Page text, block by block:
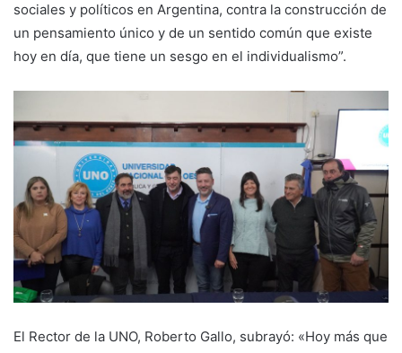
sociales y políticos en Argentina, contra la construcción de
un pensamiento único y de un sentido común que existe
hoy en día, que tiene un sesgo en el individualismo”.
El Rector de la UNO, Roberto Gallo, subrayó: «Hoy más que